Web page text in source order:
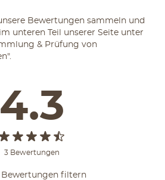
Bewertungen sammeln und
unteren Teil unserer Seite unter
& Prüfung von
4.3
3 Bewertungen
Bewertungen filtern